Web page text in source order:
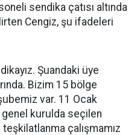
sendika çatısı altında
Cengiz, şu ifadeleri
Şuandaki üye
Bizim 15 bölge
var. 11 Ocak
genel kurulda seçilen
çalışmamız